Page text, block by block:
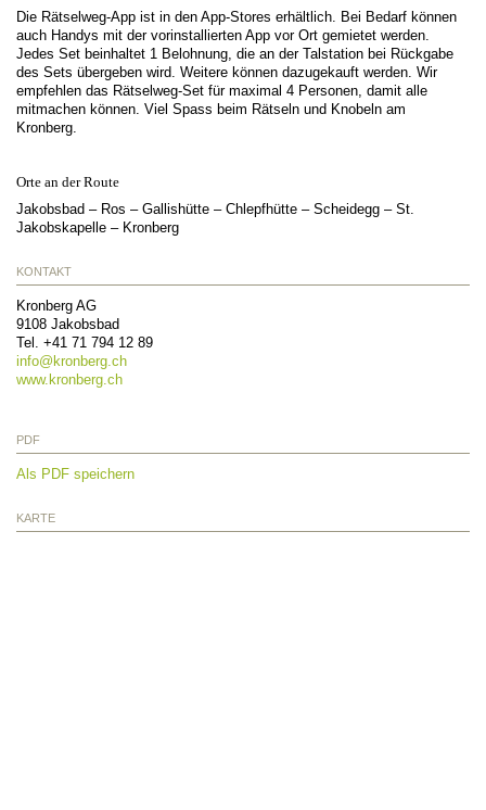
Die Rätselweg-App ist in den App-Stores erhältlich. Bei Bedarf können
auch Handys mit der vorinstallierten App vor Ort gemietet werden.
Jedes Set beinhaltet 1 Belohnung, die an der Talstation bei Rückgabe
des Sets übergeben wird. Weitere können dazugekauft werden. Wir
empfehlen das Rätselweg-Set für maximal 4 Personen, damit alle
mitmachen können. Viel Spass beim Rätseln und Knobeln am
Kronberg.
Orte an der Route
Jakobsbad – Ros – Gallishütte – Chlepfhütte – Scheidegg – St.
Jakobskapelle – Kronberg
KONTAKT
Kronberg AG
9108 Jakobsbad
Tel. +41 71 794 12 89
info@ kronberg.ch
www.kronberg.ch
PDF
Als PDF speichern
KARTE